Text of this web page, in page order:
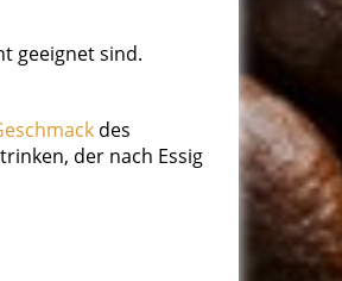
geeignet sind.
des
der nach Essig